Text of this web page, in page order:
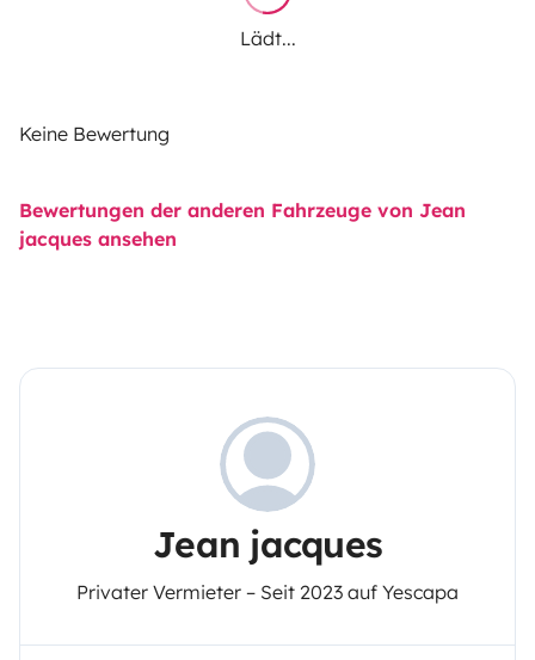
Lädt...
Keine Bewertung
Bewertungen der anderen Fahrzeuge von Jean
jacques ansehen
Jean jacques
Privater Vermieter – Seit 2023 auf Yescapa